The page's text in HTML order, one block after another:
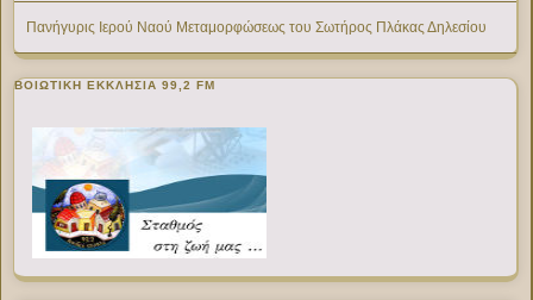
Πανήγυρις Ιερού Ναού Μεταμορφώσεως του Σωτήρος Πλάκας Δηλεσίου
ΒΟΙΩΤΙΚΉ ΕΚΚΛΗΣΊΑ 99,2 FM